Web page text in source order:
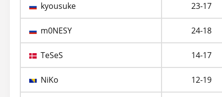
kyousuke 23-17
m0NESY 24-18
TeSeS 14-17
NiKo 12-19